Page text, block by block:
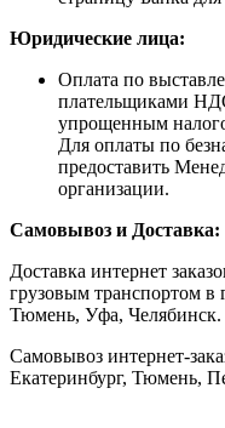
Юридические лица:
Оплата по
плательщиками
упрощенным
Для оплаты по
предоставить
организации.
Самовывоз и Доставка:
Доставка интернет
грузовым транспортом в
Тюмень, Уфа, Челябинск.
Самовывоз интернет-
Екатеринбург, Тюмень,